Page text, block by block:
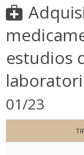
estudios
01/23